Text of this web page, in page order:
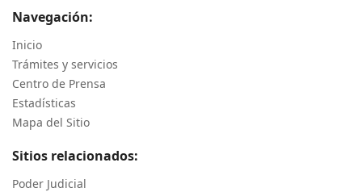
Navegación:
Inicio
Trámites y servicios
Centro de Prensa
Estadísticas
Mapa del Sitio
Sitios relacionados:
Poder Judicial